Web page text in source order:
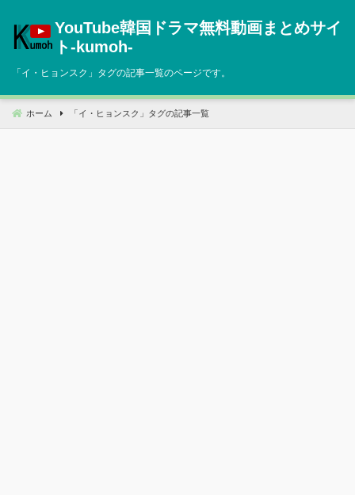
へ
動
YouTube韓国ドラマ無料動画まとめサイ
ト‐kumoh‐
「イ・ヒョンスク 」タグの記事一覧のページです。
ホーム 「 イ・ヒョンスク 」タグの記事一覧